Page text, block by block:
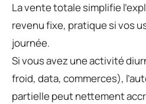
La vente totale simplifie
revenu fixe, pratique si vos
journée.
Si vous avez une activité
froid, data, commerces),
partielle peut nettement